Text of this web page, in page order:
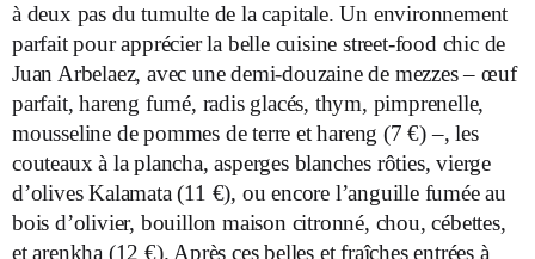
à deux pas du tumulte de la capitale. Un environnement
parfait pour apprécier la belle cuisine street-food chic de
Juan Arbelaez, avec une demi-douzaine de mezzes – œuf
parfait, hareng fumé, radis glacés, thym, pimprenelle,
mousseline de pommes de terre et hareng (7 €) –, les
couteaux à la plancha, asperges blanches rôties, vierge
d’olives Kalamata (11 €), ou encore l’anguille fumée au
bois d’olivier, bouillon maison citronné, chou, cébettes,
et arenkha (12 €). Après ces belles et fraîches entrées à